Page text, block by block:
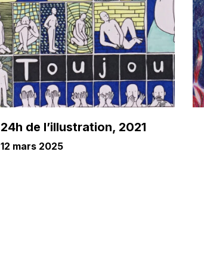
24h de l’illustration, 2021
12 mars 2025